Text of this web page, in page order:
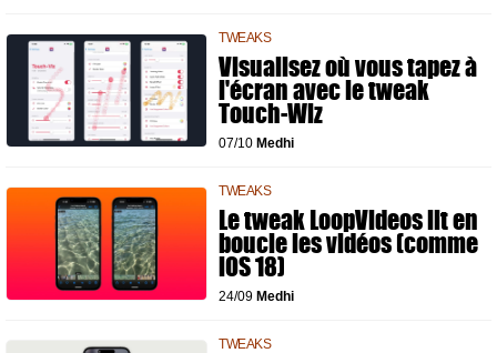
TWEAKS
Visualisez où vous tapez à
l'écran avec le tweak
Touch-Wiz
07/10 Medhi
TWEAKS
Le tweak LoopVideos lit en
boucle les vidéos (comme
iOS 18)
24/09 Medhi
TWEAKS